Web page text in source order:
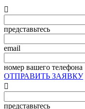

представьтесь
email
номер вашего телефона
ОТПРАВИТЬ ЗАЯВКУ

представьтесь